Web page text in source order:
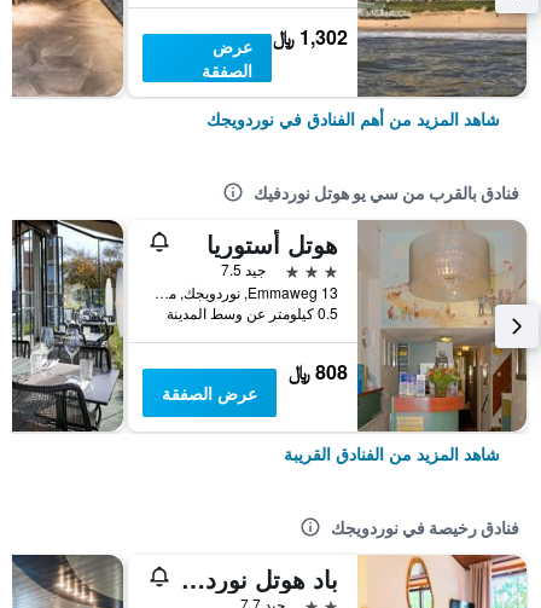
1,302 ﷼
عرض
الصفقة
شاهد المزيد من أهم الفنادق في نوردويجك
فنادق بالقرب من سي يو هوتل نوردفيك
هوتل أستوريا
3 نجوم
جيد 7.5
Emmaweg 13, نوردويجك, مقاطعة جنوب هولندا, هولندا
0.5 كيلومتر عن وسط المدينة
808 ﷼
عرض الصفقة
شاهد المزيد من الفنادق القريبة
فنادق رخيصة في نوردويجك
باد هوتل نورد ويك
جيد 7.7